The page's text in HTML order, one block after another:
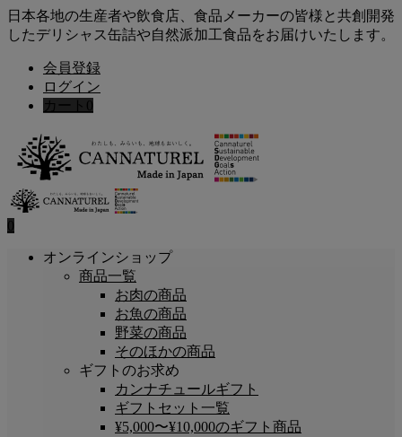
日本各地の生産者や飲食店、食品メーカーの皆様と共創開発
したデリシャス缶詰や自然派加工食品をお届けいたします。
会員登録
ログイン
カート 0
0
オンラインショップ
商品一覧
お肉の商品
お魚の商品
野菜の商品
そのほかの商品
ギフトのお求め
カンナチュールギフト
ギフトセット一覧
¥5,000〜¥10,000のギフト商品